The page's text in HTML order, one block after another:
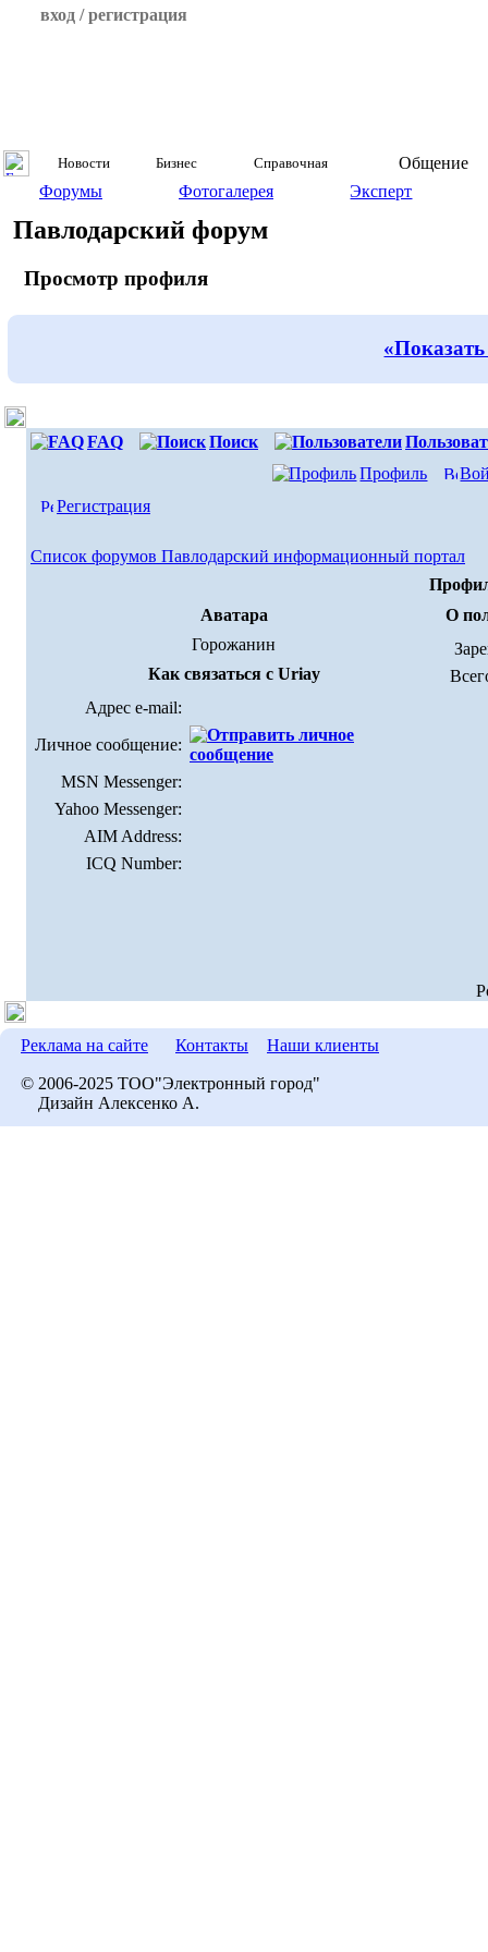
вход / регистрация
Новости Бизнес Справочная
Общение
Форумы
Фотогалерея Эксперт
Павлодарский форум
Просмотр профиля
FAQ Поиск
Профиль
Регистрация
Список форумов Павлодарский информационный портал
Аватара
О
Горожанин
Как связаться с Uriay
Адрес e-mail:
Личное сообщение:
MSN Messenger:
Yahoo Messenger:
AIM Address:
ICQ Number:
Реклама на сайте Контакты Наши клиенты
© 2006-2025 ТОО"Электронный город"
Дизайн Алексенко А.